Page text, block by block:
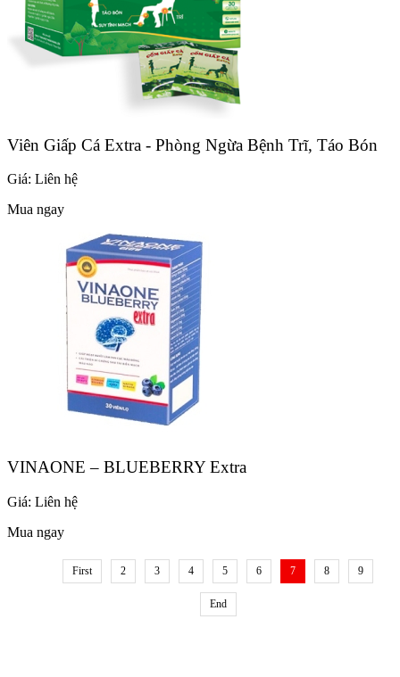
Viên Giấp Cá Extra - Phòng Ngừa Bệnh Trĩ, Táo Bón
Giá: Liên hệ
Mua ngay
VINAONE – BLUEBERRY Extra
Giá: Liên hệ
Mua ngay
First 2 3 4 5 6 7 8 9
End